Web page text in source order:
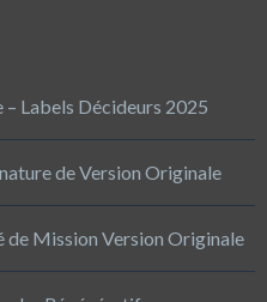
Labels Décideurs 2025
de Version Originale
de Mission Version Originale